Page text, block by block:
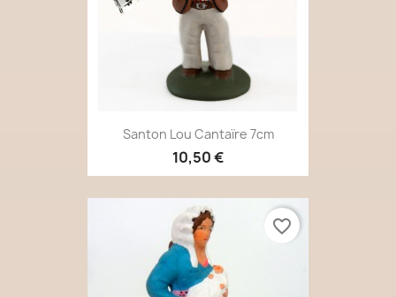
Santon Lou Cantaïre 7cm
10,50 €
favorite_border